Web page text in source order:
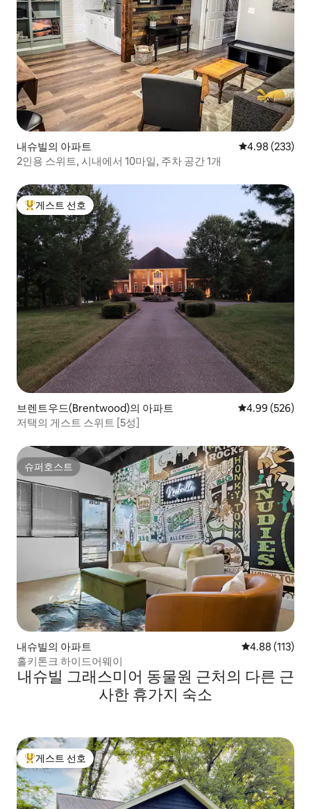
내슈빌의 아파트 평점 4.98점(5
4.98 (233)
2인용 스위트, 시내에서 10마일, 주차 공간 1개
상위 게스트 선호
게스트 선호
브렌트우드(Brentwood)의 아파트 평점 4.99점(5
4.99 (526)
저택의 게스트 스위트 [5성]
슈퍼호스트
슈퍼호스트
내슈빌의 아파트 평점 4.88점(5
4.88 (113)
홀키톤크 하이드어웨이
내슈빌 그래스미어 동물원 근처의 다른 근
사한 휴가지 숙소
상위 게스트 선호
게스트 선호